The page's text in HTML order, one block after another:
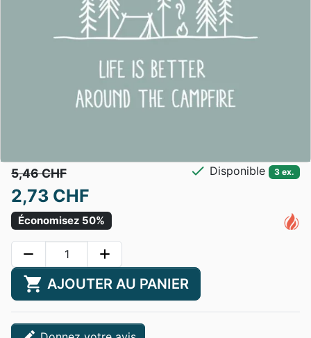
5,46 CHF
2,73 CHF
Économisez 50%
check Disponible 3 ex.
remove add
shopping_cart AJOUTER AU PANIER